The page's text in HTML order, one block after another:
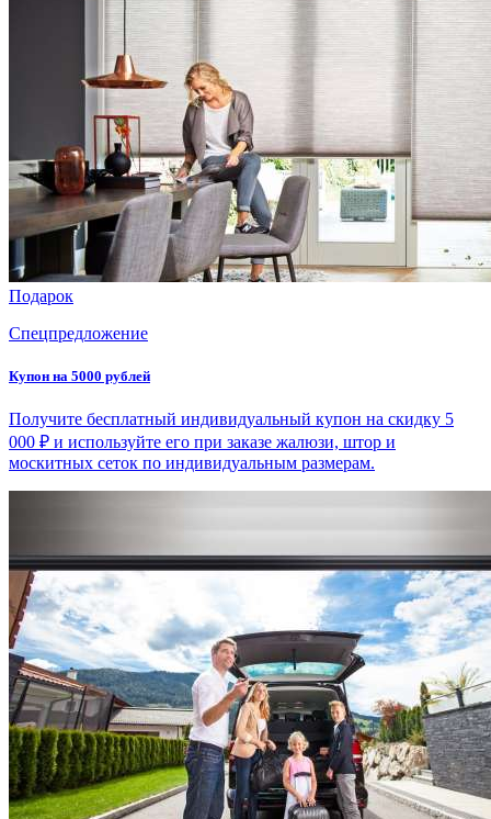
Подарок
Спецпредложение
Купон на 5000 рублей
Получите бесплатный индивидуальный купон на скидку 5
000 ₽ и используйте его при заказе жалюзи, штор и
москитных сеток по индивидуальным размерам.